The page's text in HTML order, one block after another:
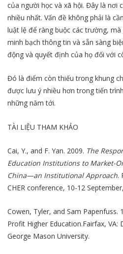
của người học và xã hội. Đây là nơi
nhiều nhất. Vấn đề không phải là
luật lệ để ràng buộc các trường,
minh bạch thông tin và sẵn sàng
động và quyết định của họ đối với
Đó là điểm còn thiếu trong khung
được lưu ý nhiều hơn trong tiến
những năm tới.
TÀI LIỆU THAM KHẢO
Cai, Y., and F. Yan. 2009. The
Education Institutions to Market-
China—an Institutional Approach.
CHER conference, 10-12
Cowen, Tyler, and Sam Papenfuss.
Profit Higher Education.Fairfax,
George Mason University.